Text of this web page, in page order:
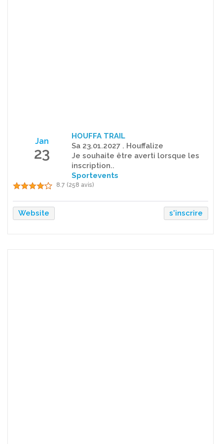
Jan
23
HOUFFA TRAIL
Sa 23.01.2027 . Houffalize
Je souhaite être averti lorsque les
inscription..
Sportevents
8.7 (258 avis)
Website s'inscrire